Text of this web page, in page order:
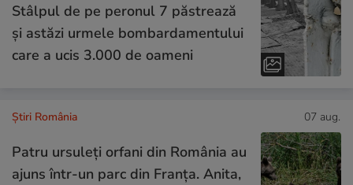
Stâlpul de pe peronul 7 păstrează
și astăzi urmele bombardamentului
care a ucis 3.000 de oameni
Știri România 07 aug.
Patru ursuleți orfani din România au
ajuns într-un parc din Franța. Anita,